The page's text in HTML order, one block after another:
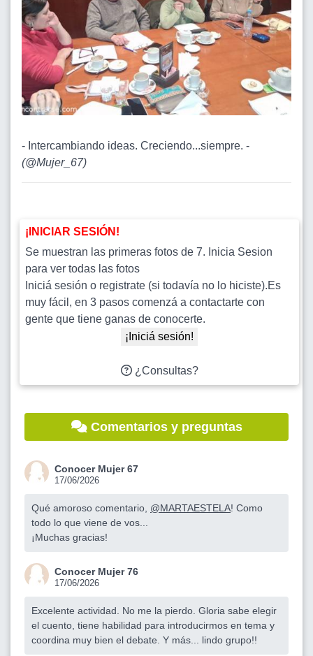
- Intercambiando ideas. Creciendo...siempre. -
(@Mujer_67)
¡INICIAR SESIÓN!
Se muestran las primeras fotos de 7. Inicia Sesion
para ver todas las fotos
Iniciá sesión o registrate (si todavía no lo hiciste).Es
muy fácil, en 3 pasos comenzá a contactarte con
gente que tiene ganas de conocerte.
¡Iniciá sesión!
¿Consultas?
Comentarios y preguntas
Conocer Mujer 67
17/06/2026
Qué amoroso comentario, @MARTAESTELA! Como
todo lo que viene de vos...
¡Muchas gracias!
Conocer Mujer 76
17/06/2026
Excelente actividad. No me la pierdo. Gloria sabe elegir
el cuento, tiene habilidad para introducirmos en tema y
coordina muy bien el debate. Y más... lindo grupo!!